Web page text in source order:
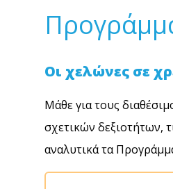
Οι χελώνες σε
Μάθε για τους
σχετικών δεξιοτήτων,
αναλυτικά τα